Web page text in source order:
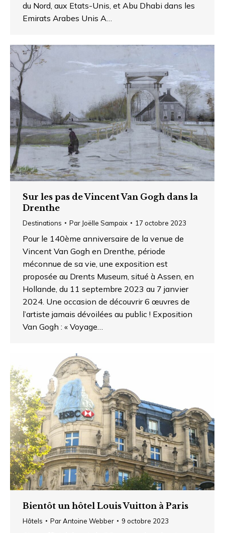
du Nord, aux Etats-Unis, et Abu Dhabi dans les
Emirats Arabes Unis A…
Sur les pas de Vincent Van Gogh dans la
Drenthe
Destinations Par Joëlle Sampaix 17 octobre 2023
Pour le 140ème anniversaire de la venue de
Vincent Van Gogh en Drenthe, période
méconnue de sa vie, une exposition est
proposée au Drents Museum, situé à Assen, en
Hollande, du 11 septembre 2023 au 7 janvier
2024. Une occasion de découvrir 6 œuvres de
l’artiste jamais dévoilées au public ! Exposition
Van Gogh : « Voyage…
Bientôt un hôtel Louis Vuitton à Paris
Hôtels ParAntoine Webber 9 octobre 2023